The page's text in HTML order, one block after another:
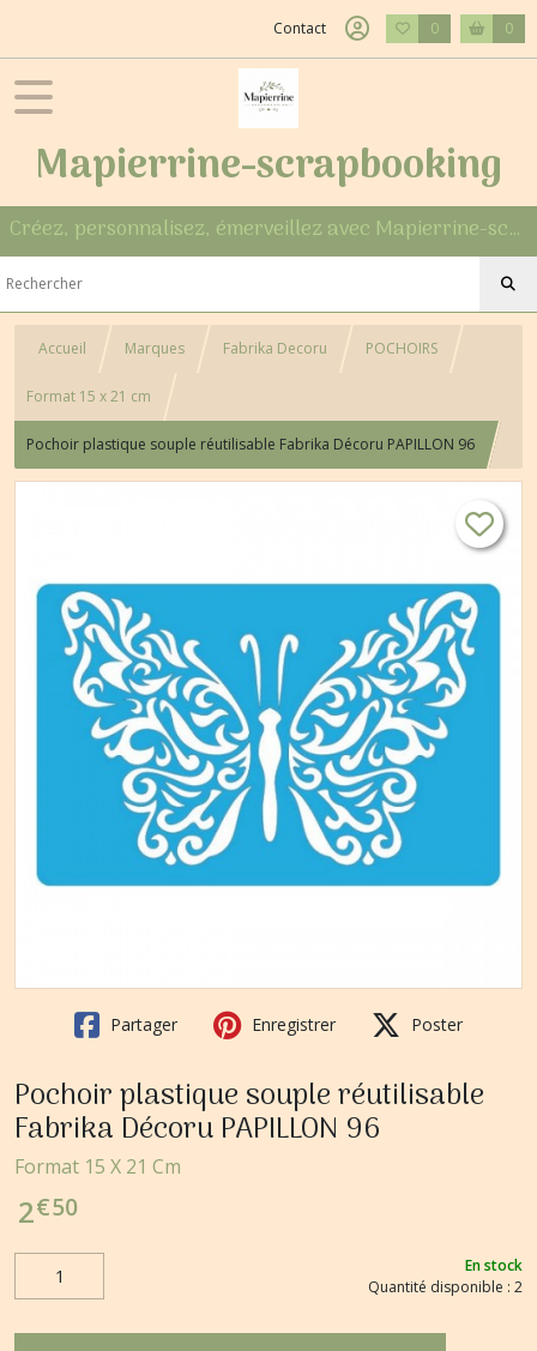
Contact 0 0
Mapierrine-scrapbooking
Créez, personnalisez, émerveillez avec Mapierrine-scrapbooking
Accueil Marques Fabrika Decoru POCHOIRS
Format 15 x 21 cm
Pochoir plastique souple réutilisable Fabrika Décoru PAPILLON 96
Partager Enregistrer Poster
Pochoir plastique souple réutilisable
Fabrika Décoru PAPILLON 96
Format 15 X 21 Cm
2€50
En stock
Quantité disponible : 2